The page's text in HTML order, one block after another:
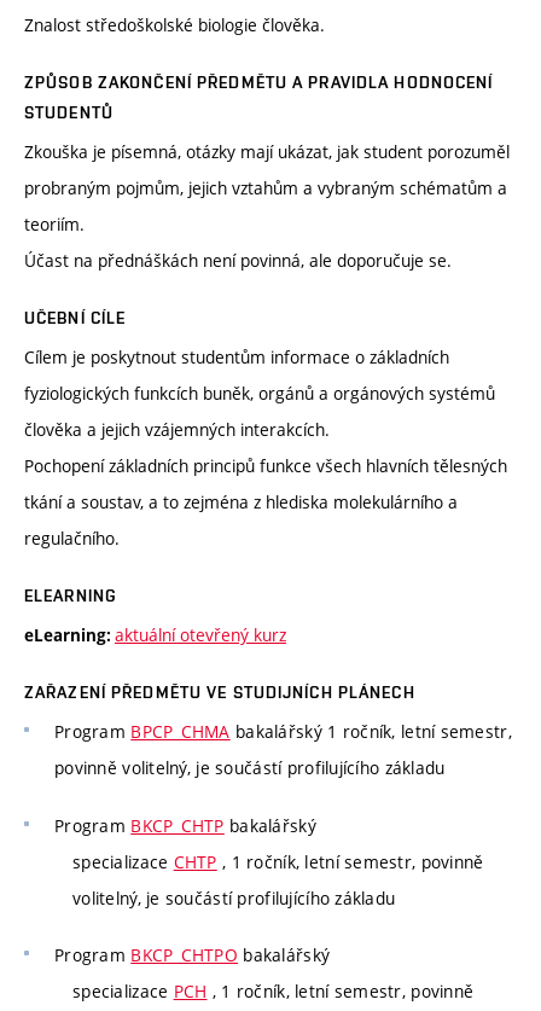
Znalost středoškolské biologie člověka.
ZPŮSOB ZAKONČENÍ PŘEDMĚTU A PRAVIDLA HODNOCENÍ
STUDENTŮ
Zkouška je písemná, otázky mají ukázat, jak student porozuměl
probraným pojmům, jejich vztahům a vybraným schématům a
teoriím.
Účast na přednáškách není povinná, ale doporučuje se.
UČEBNÍ CÍLE
Cílem je poskytnout studentům informace o základních
fyziologických funkcích buněk, orgánů a orgánových systémů
člověka a jejich vzájemných interakcích.
Pochopení základních principů funkce všech hlavních tělesných
tkání a soustav, a to zejména z hlediska molekulárního a
regulačního.
ELEARNING
eLearning: aktuální otevřený kurz
ZAŘAZENÍ PŘEDMĚTU VE STUDIJNÍCH PLÁNECH
Program BPCP_CHMA bakalářský 1 ročník, letní semestr,
povinně volitelný, je součástí profilujícího základu
Program BKCP_CHTP bakalářský
specializace CHTP , 1 ročník, letní semestr, povinně
volitelný, je součástí profilujícího základu
Program BKCP_CHTPO bakalářský
specializace PCH , 1 ročník, letní semestr, povinně